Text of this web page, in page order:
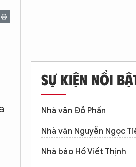
SỰ KIỆN NỔI
Nhà văn Đỗ Phấn
Nhà văn Nguyễn Ngọc
Nhà báo Hồ Viết Thịnh